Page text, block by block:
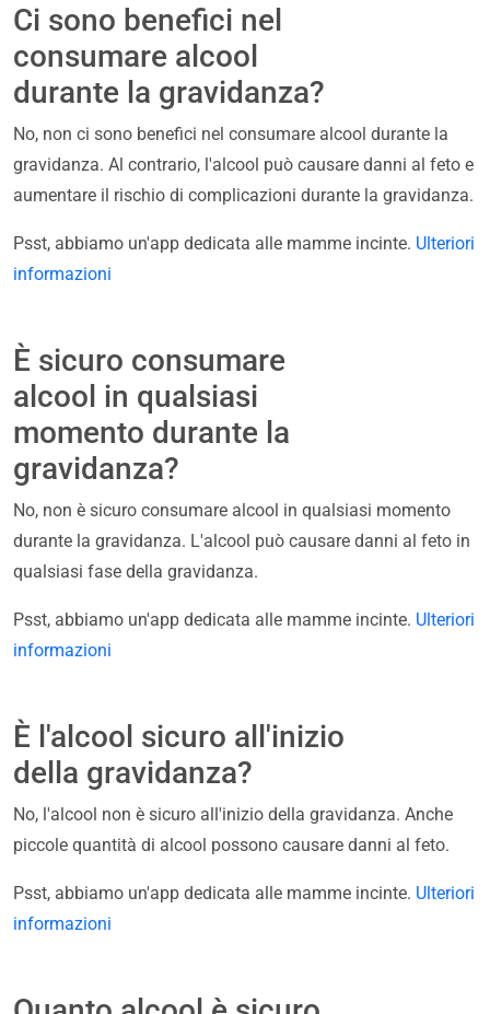
Ci sono benefici nel
consumare alcool
durante la gravidanza?
No, non ci sono benefici nel consumare alcool durante la
gravidanza. Al contrario, l'alcool può causare danni al feto e
aumentare il rischio di complicazioni durante la gravidanza.
Psst, abbiamo un'app dedicata alle mamme incinte. Ulteriori
informazioni
È sicuro consumare
alcool in qualsiasi
momento durante la
gravidanza?
No, non è sicuro consumare alcool in qualsiasi momento
durante la gravidanza. L'alcool può causare danni al feto in
qualsiasi fase della gravidanza.
Psst, abbiamo un'app dedicata alle mamme incinte. Ulteriori
informazioni
È l'alcool sicuro all'inizio
della gravidanza?
No, l'alcool non è sicuro all'inizio della gravidanza. Anche
piccole quantità di alcool possono causare danni al feto.
Psst, abbiamo un'app dedicata alle mamme incinte. Ulteriori
informazioni